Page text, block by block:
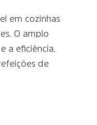
em cozinhas
O amplo
a eficiência.
de